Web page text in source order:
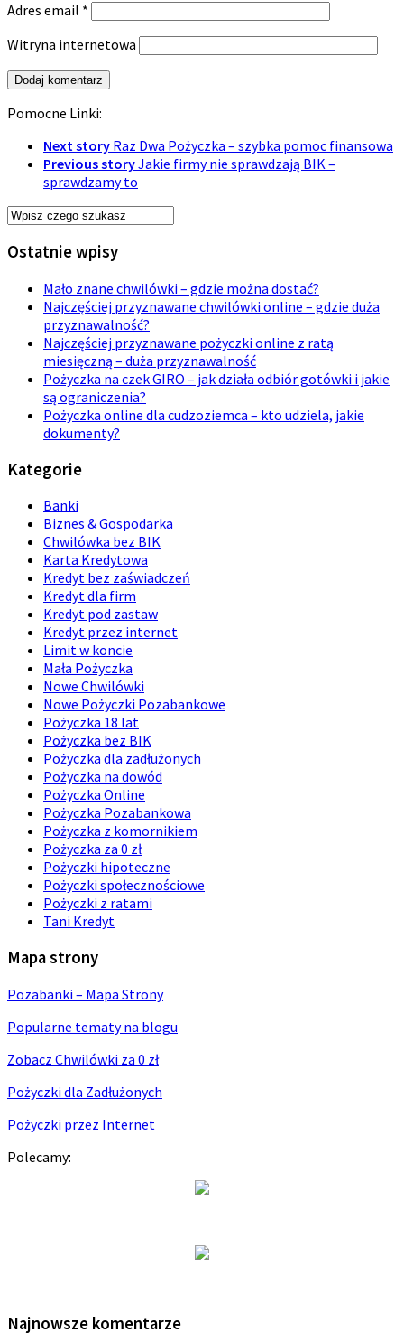
Adres email *
Witryna internetowa
Pomocne Linki:
Next story Raz Dwa Pożyczka – szybka pomoc finansowa
Previous storyJakie firmy nie sprawdzają BIK –
sprawdzamy to
Ostatnie wpisy
Mało znane chwilówki – gdzie można dostać?
Najczęściej przyznawane chwilówki online – gdzie duża
przyznawalność?
Najczęściej przyznawane pożyczki online z ratą
miesięczną – duża przyznawalność
Pożyczka na czek GIRO – jak działa odbiór gotówki i jakie
są ograniczenia?
Pożyczka online dla cudzoziemca – kto udziela, jakie
dokumenty?
Kategorie
Banki
Biznes & Gospodarka
Chwilówka bez BIK
Karta Kredytowa
Kredyt bez zaświadczeń
Kredyt dla firm
Kredyt pod zastaw
Kredyt przez internet
Limit w koncie
Mała Pożyczka
Nowe Chwilówki
Nowe Pożyczki Pozabankowe
Pożyczka 18 lat
Pożyczka bez BIK
Pożyczka dla zadłużonych
Pożyczka na dowód
Pożyczka Online
Pożyczka Pozabankowa
Pożyczka z komornikiem
Pożyczka za 0 zł
Pożyczki hipoteczne
Pożyczki społecznościowe
Pożyczki z ratami
Tani Kredyt
Mapa strony
Pozabanki – Mapa Strony
Popularne tematy na blogu
Zobacz Chwilówki za 0 zł
Pożyczki dla Zadłużonych
Pożyczki przez Internet
Polecamy:
Najnowsze komentarze